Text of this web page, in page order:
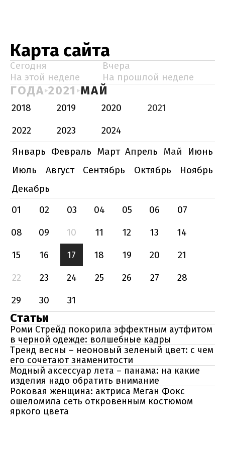
Карта сайта
Сегодня
Вчера
На этой неделе
На прошлой неделе
ГОДА 2021 МАЙ
2018 2019 2020
2021
2022
2023
2024
Январь Февраль Март Апрель Май
Июнь
Июль
Август Сентябрь Октябрь
Ноябрь
Декабрь
01
02 03 04 05 06
07
08
09 10 11 12 13
14
15
16 17 18 19 20
21
22
23 24 25 26 27
28
29
30 31
Статьи
Роми Стрейд покорила эффектным аутфитом
в черной одежде: волшебные кадры
Тренд весны – неоновый зеленый цвет: с чем
его сочетают знаменитости
Модный аксессуар лета – панама: на какие
изделия надо обратить внимание
Роковая женщина: актриса Меган Фокс
ошеломила сеть откровенным костюмом
яркого цвета